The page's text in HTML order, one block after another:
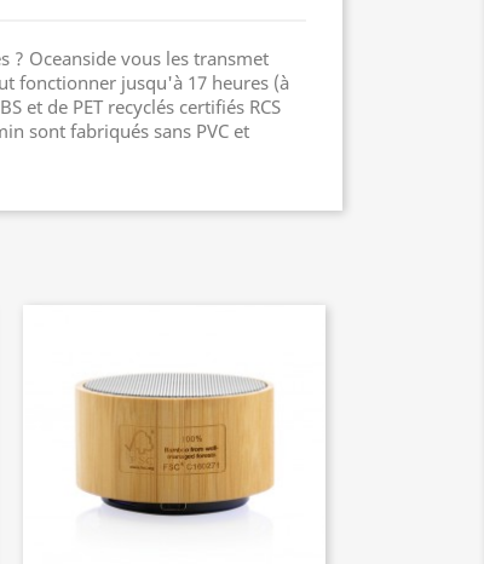
? Oceanside vous les transmet
fonctionner jusqu'à 17 heures (à
et de PET recyclés certifiés RCS
sont fabriqués sans PVC et